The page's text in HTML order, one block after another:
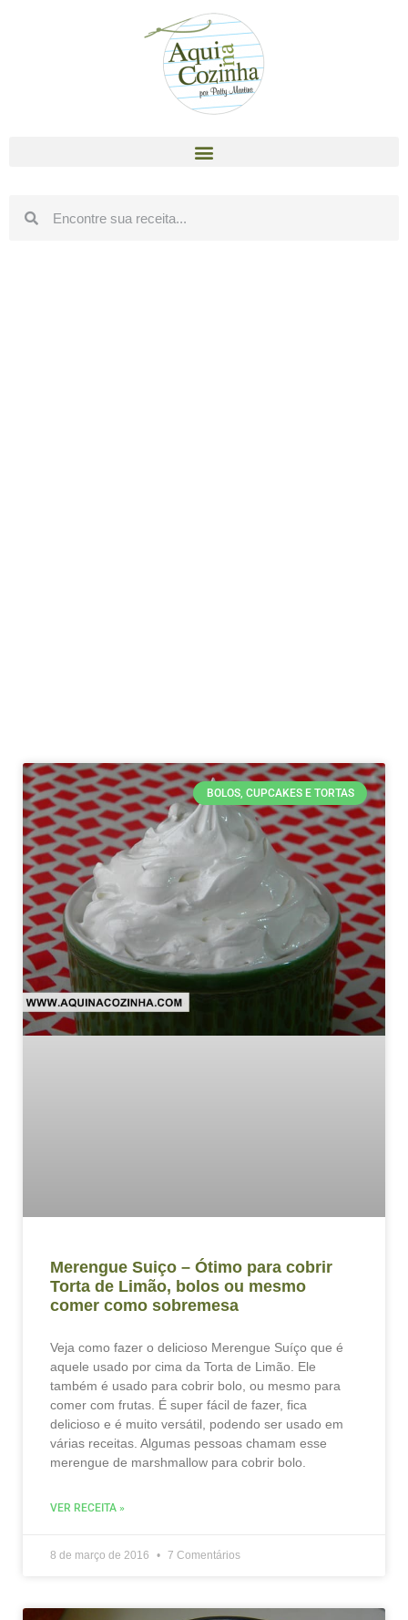
BOLOS, CUPCAKES E TORTAS
Merengue Suiço – Ótimo para cobrir
Torta de Limão, bolos ou mesmo
comer como sobremesa
Veja como fazer o delicioso Merengue Suíço que é
aquele usado por cima da Torta de Limão. Ele
também é usado para cobrir bolo, ou mesmo para
comer com frutas. É super fácil de fazer, fica
delicioso e é muito versátil, podendo ser usado em
várias receitas. Algumas pessoas chamam esse
merengue de marshmallow para cobrir bolo.
VER RECEITA »
8 de março de 2016 7 Comentários